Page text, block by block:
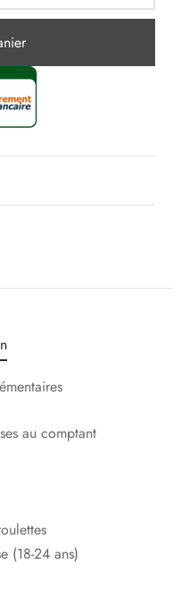
au comptant
(18-24 ans)